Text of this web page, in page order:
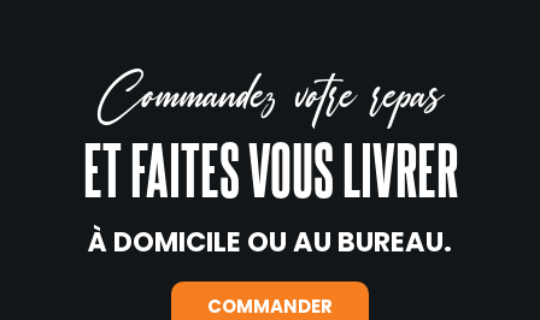
Commandez votre repas
ET FAITES VOUS LIVRER
À DOMICILE OU AU BUREAU.
COMMANDER